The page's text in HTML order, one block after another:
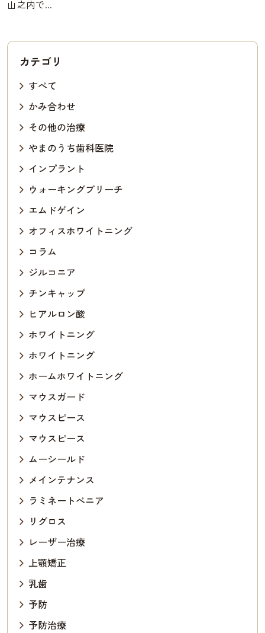
山之内で...
カテゴリ
すべて
かみ合わせ
その他の治療
やまのうち歯科医院
インプラント
ウォーキングブリーチ
エムドゲイン
オフィスホワイトニング
コラム
ジルコニア
チンキャップ
ヒアルロン酸
ホワイトニング
ホワイトニング
ホームホワイトニング
マウスガード
マウスピース
マウスピース
ムーシールド
メインテナンス
ラミネートべニア
リグロス
レーザー治療
上顎矯正
乳歯
予防
予防治療